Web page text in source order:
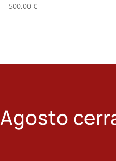
500,00€
Agosto